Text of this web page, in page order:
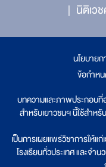
นิติเว
นโยบาย
ข้อกำห
บทความและภาพประกอบที่
สำหรับเยาวชนฯ นี้ใช้สำห
เป็นการเผยแพร่วิชาการให้แ
โรงเรียนทั่วประเทศ และจ